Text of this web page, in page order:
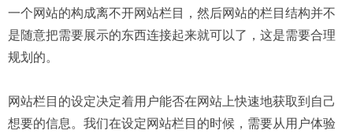
一个网站的构成离不开网站栏目，然后网站的栏目结构并不
是随意把需要展示的东西连接起来就可以了，这是需要合理
规划的。
网站栏目的设定决定着用户能否在网站上快速地获取到自己
想要的信息。我们在设定网站栏目的时候，需要从用户体验